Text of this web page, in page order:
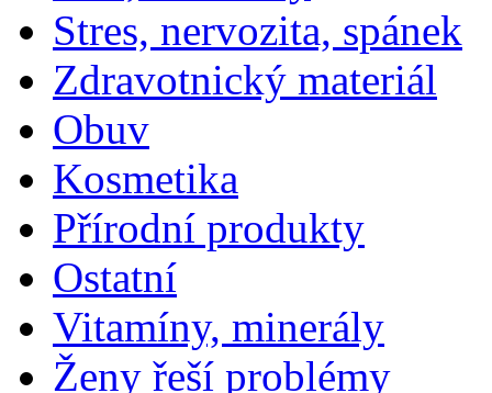
Stres, nervozita, spánek
Zdravotnický materiál
Obuv
Kosmetika
Přírodní produkty
Ostatní
Vitamíny, minerály
Ženy řeší problémy